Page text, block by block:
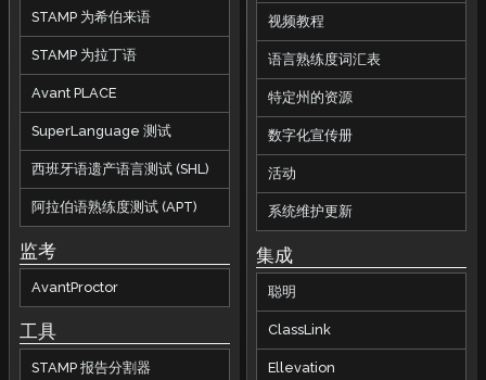
STAMP 为希伯来语
STAMP 为拉丁语
Avant PLACE
SuperLanguage 测试
西班牙语遗产语言测试 (SHL)
阿拉伯语熟练度测试 (APT)
监考
AvantProctor
工具
STAMP 报告分割器
视频教程
语言熟练度词汇表
特定州的资源
数字化宣传册
活动
系统维护更新
集成
聪明
ClassLink
Ellevation